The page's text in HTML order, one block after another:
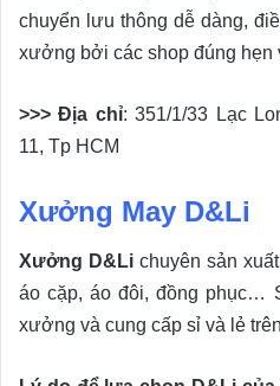
chuyển lưu thông dễ dàng,
xưởng bởi các shop đúng hẹn
>>> Địa chỉ: 351/1/33 Lạc
11, Tp HCM
Xưởng May D&Li
Xưởng D&Lichuyên sản
áo cặp, áo đôi, đồng phục…
xưởng và cung cấp sỉ và lẻ